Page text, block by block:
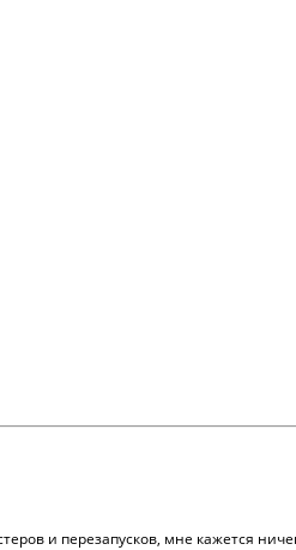
и перезапусков, мне кажется